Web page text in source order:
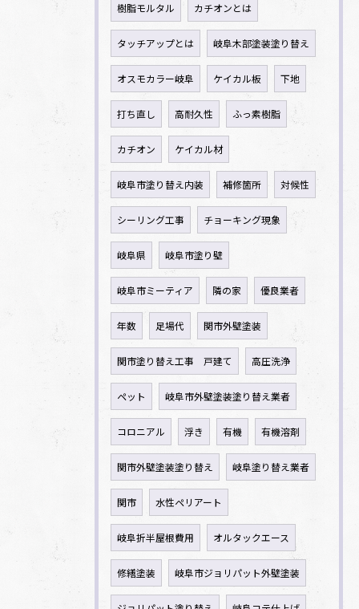
樹脂モルタル カチオンとは
タッチアップとは 岐阜木部塗装塗り替え
オスモカラー岐阜 ケイカル板 下地
打ち直し 高耐久性 ふっ素樹脂
カチオン ケイカル材
岐阜市塗り替え内装 補修箇所 対候性
シーリング工事 チョーキング現象
岐阜県 岐阜市塗り壁
岐阜市ミーティア 隣の家 優良業者
年数 足場代 関市外壁塗装
関市塗り替え工事 戸建て 高圧洗浄
ペット 岐阜市外壁塗装塗り替え業者
コロニアル 浮き 有機 有機溶剤
関市外壁塗装塗り替え 岐阜塗り替え業者
関市 水性ペリアート
岐阜折半屋根費用 オルタックエース
修繕塗装 岐阜市ジョリパット外壁塗装